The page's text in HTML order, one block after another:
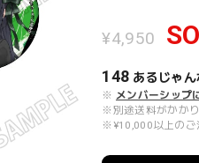
¥4,950
148 あるじゃ
※ メンバーシップ
※別途送料がかかり
※¥10,000以上のご